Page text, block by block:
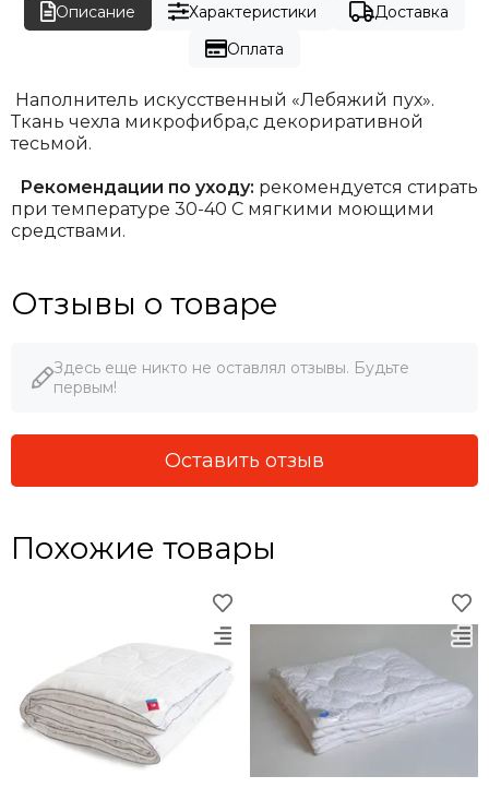
Описание Характеристики
Доставка
Оплата
Наполнитель искусственный «Лебяжий пух».
Ткань чехла микрофибра,с декориративной
тесьмой.
Рекомендации по уходу: рекомендуется стирать
при температуре 30-40 С мягкими моющими
средствами.
Отзывы о товаре
Здесь еще никто не оставлял отзывы. Будьте
первым!
Оставить отзыв
Похожие товары